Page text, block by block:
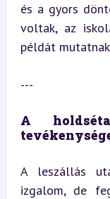
és a gyors
voltak, az
példát
---
A
A leszállás
izgalom, de